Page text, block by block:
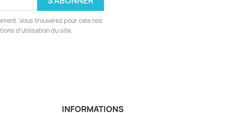
Vous trouverez pour cela nos
d'utilisation du site.
INFORMATIONS